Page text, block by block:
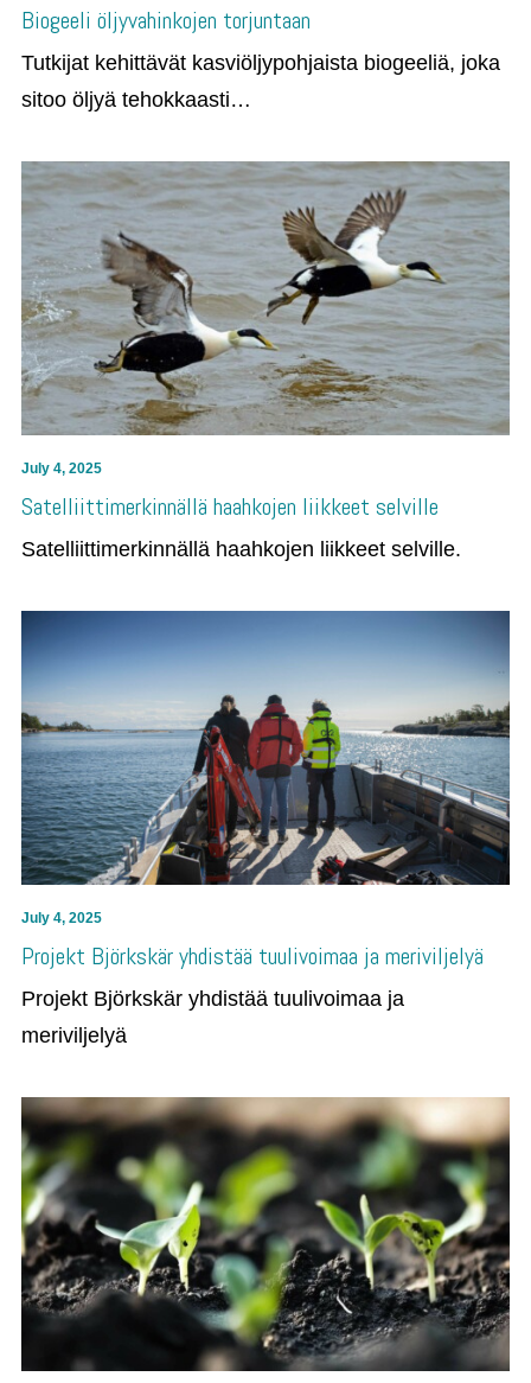
Biogeeli öljyvahinkojen torjuntaan
Tutkijat kehittävät kasviöljypohjaista biogeeliä, joka
sitoo öljyä tehokkaasti…
July 4, 2025
Satelliittimerkinnällä haahkojen liikkeet selville
Satelliittimerkinnällä haahkojen liikkeet selville.
July 4, 2025
Projekt Björkskär yhdistää tuulivoimaa ja meriviljelyä
Projekt Björkskär yhdistää tuulivoimaa ja
meriviljelyä